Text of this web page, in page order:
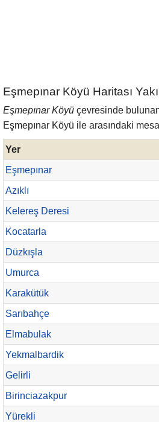
Eşmepınar Köyü Haritası
Eşmepınar Köyü çevresinde
Eşmepınar Köyü ile arasındaki
Yer
Eşmepınar
Azıklı
Kelereş Deresi
Kocatarla
Düzkışla
Umurca
Karakütük
Sarıbahçe
Elmabulak
Yekmalbardik
Gelirli
Birinciazakpur
Yürekli